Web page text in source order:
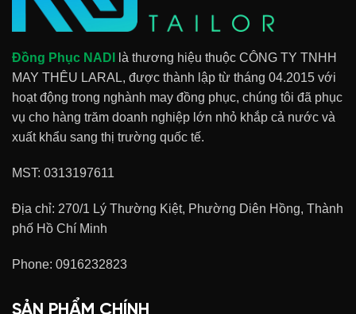
Đồng Phục NADI
là thương hiệu thuộc CÔNG TY TNHH
MAY THÊU LARAL, được thành lập từ tháng 04.2015 với
hoạt động trong nghành may đồng phục, chúng tôi đã phục
vụ cho hàng trăm doanh nghiệp lớn nhỏ khắp cả nước và
xuất khẩu sang thị trường quốc tế.
MST: 0313197611
Địa chỉ: 270/1 Lý Thường Kiệt, Phường Diên Hồng, Thành
phố Hồ Chí Minh
Phone: 0916232823
SẢN PHẨM CHÍNH